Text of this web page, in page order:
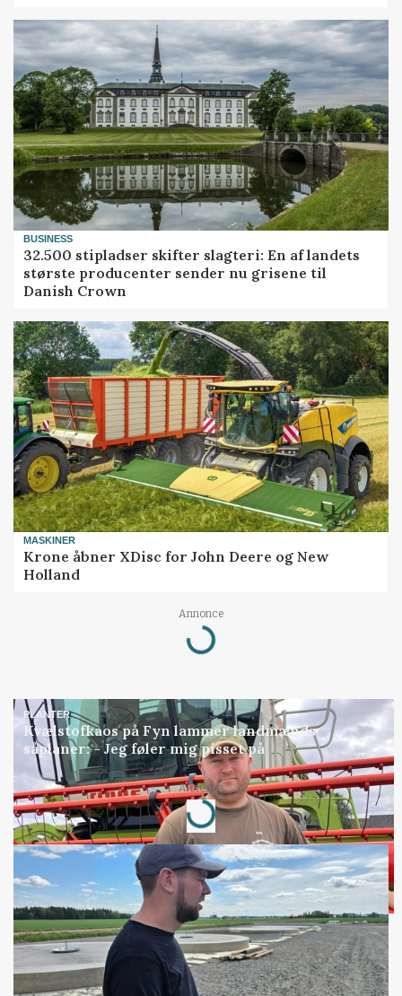
BUSINESS
32.500 stipladser skifter slagteri: En af landets
største producenter sender nu grisene til
Danish Crown
MASKINER
Krone åbner XDisc for John Deere og New
Holland
Annonce
Loading...
PLANTER
Kvælstofkaos på Fyn lammer landmænds
såplaner: - Jeg føler mig pisset på
Annonce
Loading...